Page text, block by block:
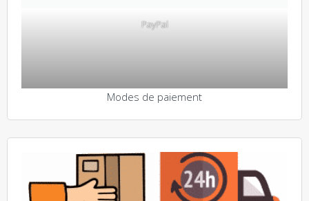
PayPal
Modes de paiement